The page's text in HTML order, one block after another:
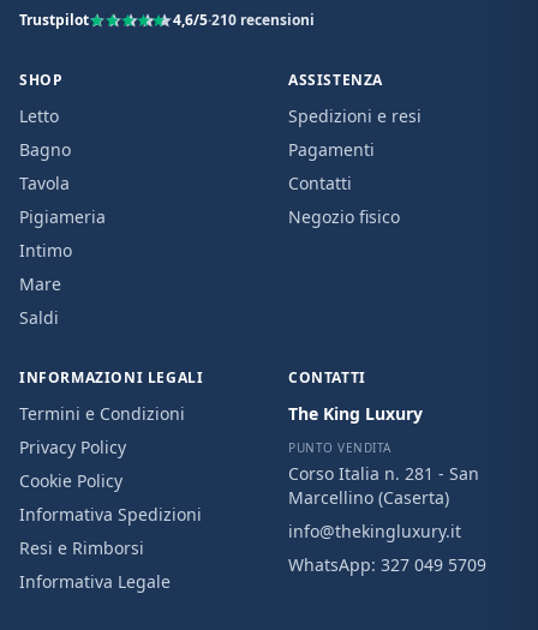
Trustpilot 4,6/5·210 recensioni
SHOP
Letto
Bagno
Tavola
Pigiameria
Intimo
Mare
Saldi
ASSISTENZA
Spedizioni e resi
Pagamenti
Contatti
Negozio fisico
INFORMAZIONI LEGALI
Termini e Condizioni
Privacy Policy
Cookie Policy
Informativa Spedizioni
Resi e Rimborsi
Informativa Legale
CONTATTI
The King Luxury
PUNTO VENDITA
Corso Italia n. 281 - San
Marcellino (Caserta)
info@thekingluxury.it
WhatsApp: 327 049 5709